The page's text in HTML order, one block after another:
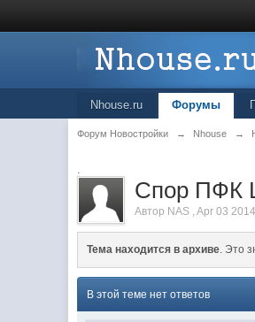
Nhouse.ru Форумы
Форум Новостройки → Nhouse →
.
Спор ПФК
Автор NAS ,Apr 03
Тема находится в архиве. Это
В этой теме нет ответов